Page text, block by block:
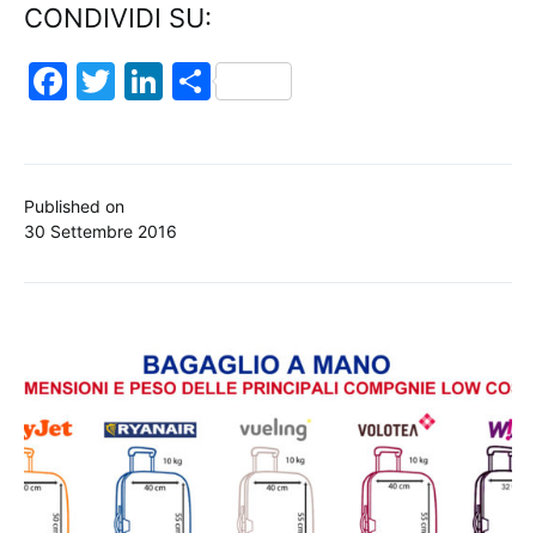
Published on
30 Settembre 2016
CONDIVIDI SU:
Facebook
TwitterLinkedIn
Condividi